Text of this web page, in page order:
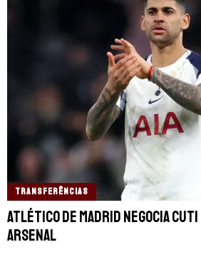
TRANSFERÊNCIAS
Atlético de Madrid negocia Cuti
Arsenal